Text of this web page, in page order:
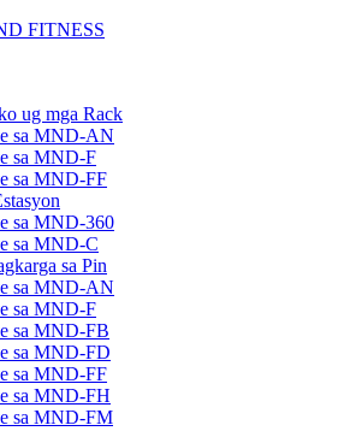
ug mga Rack
sa MND-AN
sa MND-F
sa MND-FF
sa MND-360
sa MND-C
sa Pin
sa MND-AN
sa MND-F
sa MND-FB
sa MND-FD
sa MND-FF
sa MND-FH
sa MND-FM